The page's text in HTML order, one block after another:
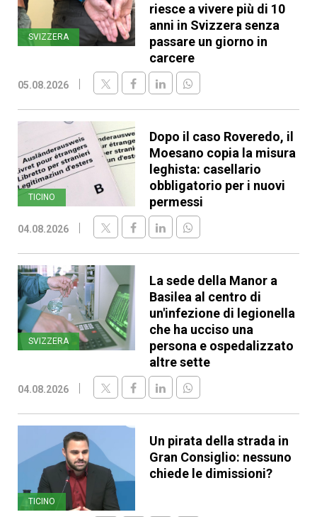
SVIZZERA
riesce a vivere più di 10
anni in Svizzera senza
passare un giorno in
carcere
05.08.2026
TICINO
Dopo il caso Roveredo, il
Moesano copia la misura
leghista: casellario
obbligatorio per i nuovi
permessi
04.08.2026
SVIZZERA
La sede della Manor a
Basilea al centro di
un'infezione di legionella
che ha ucciso una
persona e ospedalizzato
altre sette
04.08.2026
TICINO
Un pirata della strada in
Gran Consiglio: nessuno
chiede le dimissioni?